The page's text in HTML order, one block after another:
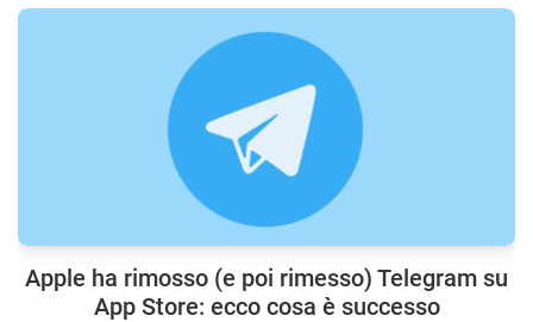
Apple ha rimosso (e poi rimesso) Telegram su
App Store: ecco cosa è successo